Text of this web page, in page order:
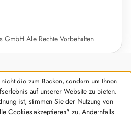
GmbH Alle Rechte Vorbehalten
die zum Backen, sondern um Ihnen
auf unserer Website zu bieten.
ist, stimmen Sie der Nutzung von
Cookies akzeptieren" zu. Andernfalls